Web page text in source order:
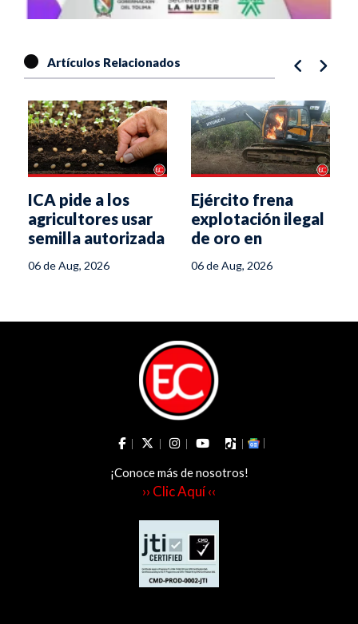
Artículos Relacionados
ICA pide a los
agricultores usar
semilla autorizada
fenómeno de El
06 de Aug, 2026
Ejército frena
explotación ilegal
de oro en
06 de Aug, 2026
¡Conoce más de nosotros!
›› Clic Aquí ‹‹